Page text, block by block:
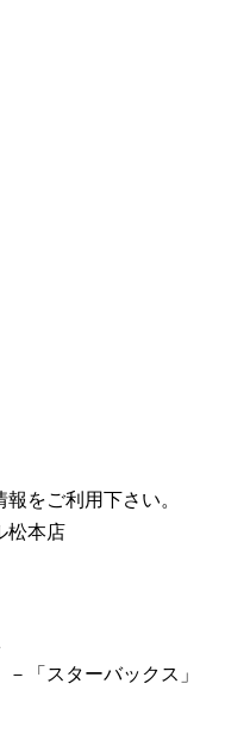
をご利用下さい。
松本店
「スターバックス」